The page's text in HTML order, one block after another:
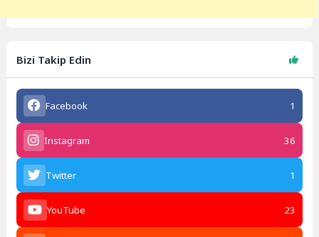
Bizi Takip Edin
Facebook 1
Instagram 36
Twitter 1
YouTube 23